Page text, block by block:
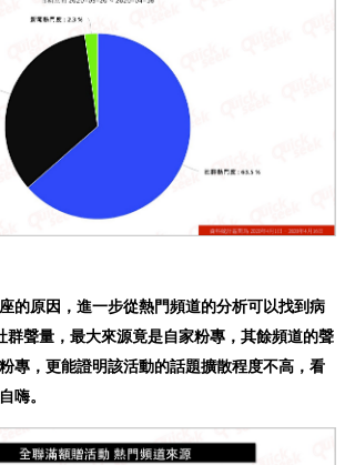
的原因，進一步從熱門頻道的分析可以找到病
群聲量，最大來源竟是自家粉專，其餘頻道的聲
專，更能證明該活動的話題擴散程度不高，看
嗨。